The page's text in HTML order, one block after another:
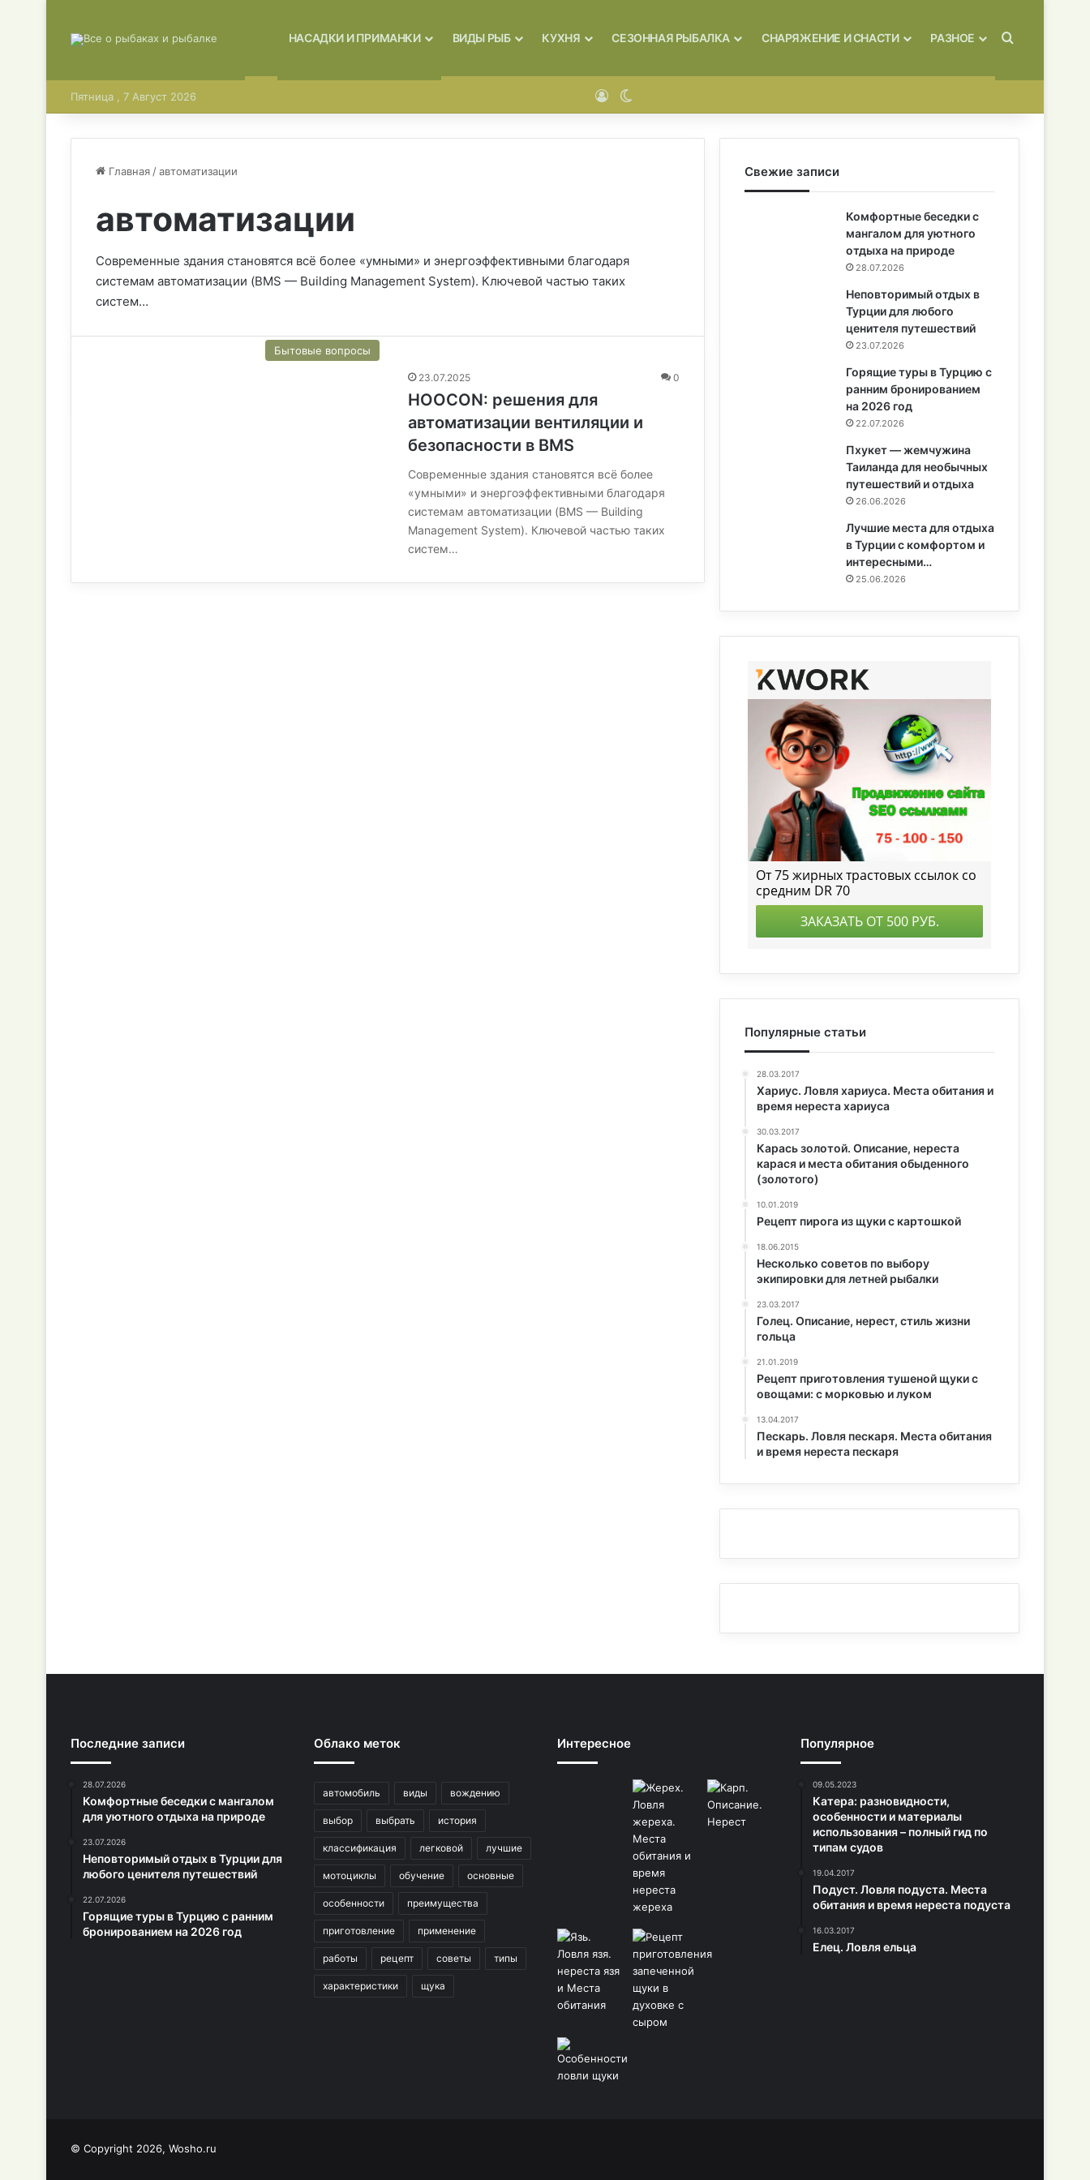
ГЛАВНАЯНАСАДКИ И ПРИМАНКИ ВИДЫ РЫБ КУХНЯ СЕЗОННАЯ РЫБАЛКА СНАРЯЖЕНИЕ И СНАСТИ РАЗНОЕ Искать
Пятница , 7 Август 2026 Войти
Главная /автоматизации
автоматизации
Современные здания становятся всё более «умными» и энергоэффективными благодаря
системам автоматизации (BMS — Building Management System). Ключевой частью таких
систем…
Бытовые вопросы
23.07.2025 0
HOOCON: решения для
автоматизации вентиляции и
безопасности в BMS
Современные здания становятся всё более
«умными» и энергоэффективными благодаря
системам автоматизации (BMS — Building
Management System). Ключевой частью таких
систем…
Свежие записи
Комфортные беседки с
мангалом для уютного
отдыха на природе
28.07.2026
Неповторимый отдых в
Турции для любого
ценителя путешествий
23.07.2026
Горящие туры в Турцию с
ранним бронированием
на 2026 год
22.07.2026
Пхукет — жемчужина
Таиланда для необычных
путешествий и отдыха
26.06.2026
Лучшие места для отдыха
в Турции с комфортом и
интересными…
25.06.2026
Популярные статьи
28.03.2017
Хариус. Ловля хариуса. Места обитания и
время нереста хариуса
30.03.2017
Карась золотой. Описание, нереста
карася и места обитания обыденного
(золотого)
10.01.2019
Рецепт пирога из щуки с картошкой
18.06.2015
Несколько советов по выбору
экипировки для летней рыбалки
23.03.2017
Голец. Описание, нерест, стиль жизни
гольца
21.01.2019
Рецепт приготовления тушеной щуки с
овощами: с морковью и луком
13.04.2017
Пескарь. Ловля пескаря. Места обитания
и время нереста пескаря
Последние записи
28.07.2026
Комфортные беседки с мангалом
для уютного отдыха на природе
23.07.2026
Неповторимый отдых в Турции для
любого ценителя путешествий
22.07.2026
Горящие туры в Турцию с ранним
бронированием на 2026 год
Облако меток
автомобиль виды вождению
выбор выбрать история
классификация легковой лучшие
мотоциклы обучение основные
особенности преимущества
приготовление применение
работы рецепт советы типы
характеристики щука
Интересное Популярное
09.05.2023
Катера: разновидности,
особенности и материалы
использования – полный гид по
типам судов
19.04.2017
Подуст. Ловля подуста. Места
обитания и время нереста подуста
16.03.2017
Елец. Ловля ельца
© Copyright 2026, Wosho.ru